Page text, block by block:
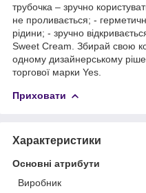
трубочка – зручно
не проливається; -
рідини; - зручно
Sweet Cream. Збирай свою
одному дизайнерському
торгової марки Yes.
Приховати
Характеристики
Основні атрибути
Виробник